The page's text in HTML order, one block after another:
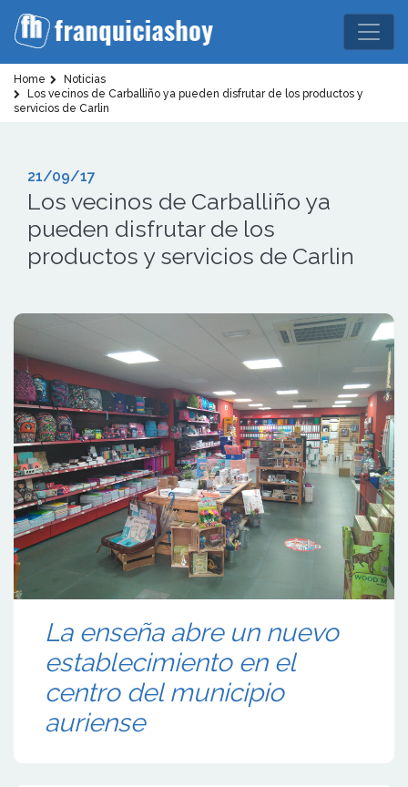
Home
Noticias
Los vecinos de Carballiño ya pueden disfrutar de los productos y
servicios de Carlin
21/09/17
Los vecinos de Carballiño ya
pueden disfrutar de los
productos y servicios de Carlin
La enseña abre un nuevo
establecimiento en el
centro del municipio
auriense